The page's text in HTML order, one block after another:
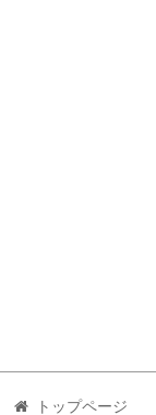
トップページ